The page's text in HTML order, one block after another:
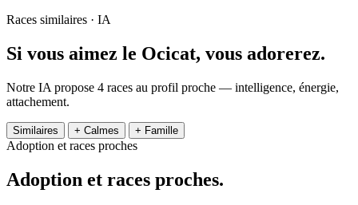
Races similaires · IA
Si vous aimez le Ocicat, vous adorerez.
Notre IA propose 4 races au profil proche — intelligence, énergie,
attachement.
Similaires + Calmes + Famille
Adoption et races proches
Adoption et races proches.